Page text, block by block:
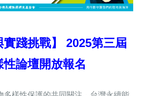
踐挑戰】
2025第三屆
論壇開放報名